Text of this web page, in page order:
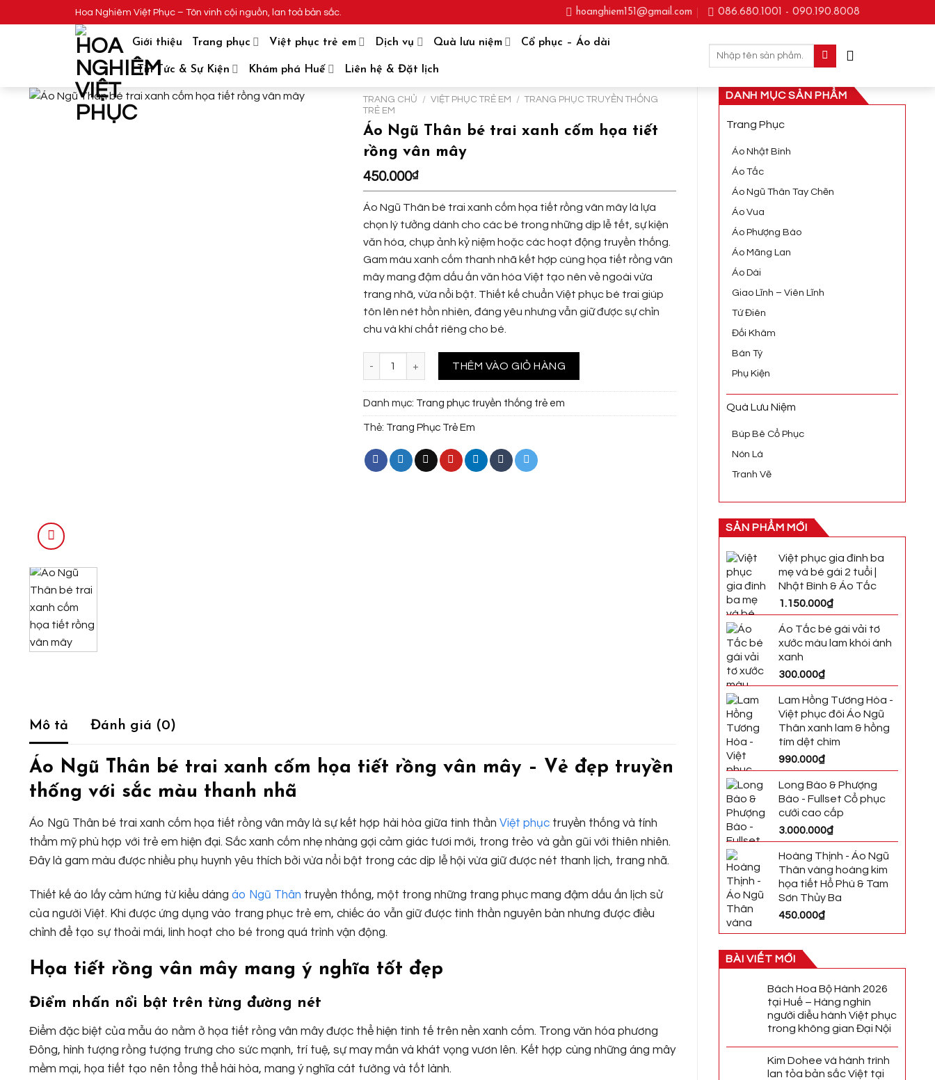
to
Hoa Nghiêm Việt Phục – Tôn vinh cội nguồn, lan toả bản sắc. hoanghiem151@gmail.com 086.680.1001 - 090.190.8008
Giới thiệu Trang phục Việt phục trẻ em Dịch vụ Quà lưu niệm Cổ phục – Áo dài
Tin Tức & Sự Kiện Khám phá Huế Liên hệ & Đặt lịch
TRANG CHỦ / VIỆT PHỤC TRẺ EM / TRANG PHỤC TRUYỀN THỐNG
TRẺ EM
Áo Ngũ Thân bé trai xanh cốm họa tiết
rồng vân mây
450.000₫
Áo Ngũ Thân bé trai xanh cốm họa tiết rồng vân mây là lựa
chọn lý tưởng dành cho các bé trong những dịp lễ tết, sự kiện
văn hóa, chụp ảnh kỷ niệm hoặc các hoạt động truyền thống.
Gam màu xanh cốm thanh nhã kết hợp cùng họa tiết rồng vân
mây mang đậm dấu ấn văn hóa Việt tạo nên vẻ ngoài vừa
trang nhã, vừa nổi bật. Thiết kế chuẩn Việt phục bé trai giúp
tôn lên nét hồn nhiên, đáng yêu nhưng vẫn giữ được sự chỉn
chu và khí chất riêng cho bé.
Áo Ngũ Thân bé trai xanh cốm họa tiết rồng vân mây số lượng
THÊM VÀO GIỎ HÀNG
Danh mục: Trang phục truyền thống trẻ em
Thẻ: Trang Phục Trẻ Em
Mô tả Đánh giá (0)
Áo Ngũ Thân bé trai xanh cốm họa tiết rồng vân mây – Vẻ đẹp truyền
thống với sắc màu thanh nhã
Áo Ngũ Thân bé trai xanh cốm họa tiết rồng vân mây là sự kết hợp hài hòa giữa tinh thần Việt phục truyền thống và tính
thẩm mỹ phù hợp với trẻ em hiện đại. Sắc xanh cốm nhẹ nhàng gợi cảm giác tươi mới, trong trẻo và gần gũi với thiên nhiên.
Đây là gam màu được nhiều phụ huynh yêu thích bởi vừa nổi bật trong các dịp lễ hội vừa giữ được nét thanh lịch, trang nhã.
Thiết kế áo lấy cảm hứng từ kiểu dáng áo Ngũ Thân truyền thống, một trong những trang phục mang đậm dấu ấn lịch sử
của người Việt. Khi được ứng dụng vào trang phục trẻ em, chiếc áo vẫn giữ được tinh thần nguyên bản nhưng được điều
chỉnh để tạo sự thoải mái, linh hoạt cho bé trong quá trình vận động.
Họa tiết rồng vân mây mang ý nghĩa tốt đẹp
Điểm nhấn nổi bật trên từng đường nét
Điểm đặc biệt của mẫu áo nằm ở họa tiết rồng vân mây được thể hiện tinh tế trên nền xanh cốm. Trong văn hóa phương
Đông, hình tượng rồng tượng trưng cho sức mạnh, trí tuệ, sự may mắn và khát vọng vươn lên. Kết hợp cùng những áng mây
mềm mại, họa tiết tạo nên tổng thể hài hòa, mang ý nghĩa cát tường và tốt lành.
DANH MỤC SẢN PHẨM
Trang Phục
Áo Nhật Bình
Áo Tấc
Áo Ngũ Thân Tay Chẽn
Áo Vua
Áo Phượng Bào
Áo Mãng Lan
Áo Dài
Giao Lĩnh – Viên Lĩnh
Tứ Điên
Đối Khâm
Bán Tý
Phụ Kiện
Quà Lưu Niệm
Búp Bê Cổ Phục
Nón Lá
Tranh Vẽ
SẢN PHẨM MỚI
Việt phục gia đình ba
mẹ và bé gái 2 tuổi |
Nhật Bình & Áo Tấc
1.150.000₫
Áo Tấc bé gái vải tơ
xước màu lam khói ánh
xanh
300.000₫
Lam Hồng Tương Hòa -
Việt phục đôi Áo Ngũ
Thân xanh lam & hồng
tím dệt chìm
990.000₫
Long Bào & Phượng
Bào - Fullset Cổ phục
cưới cao cấp
3.000.000₫
Hoàng Thịnh - Áo Ngũ
Thân vàng hoàng kim
họa tiết Hổ Phù & Tam
Sơn Thủy Ba
450.000₫
BÀI VIẾT MỚI
Bách Hoa Bộ Hành 2026
tại Huế – Hàng nghìn
người diễu hành Việt phục
trong không gian Đại Nội
Kim Dohee và hành trình
lan tỏa bản sắc Việt tại